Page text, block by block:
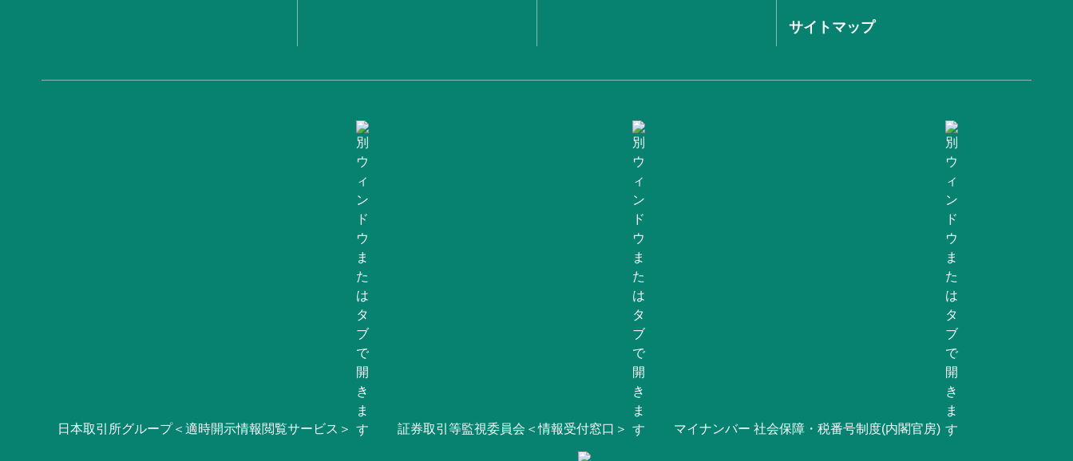
サイトマップ
日本取引所グループ＜適時開示情報閲覧サービス＞ 証券取引等監視委員会＜情報受付窓口＞ マイナンバー 社会保障・税番号制度(内閣官房)